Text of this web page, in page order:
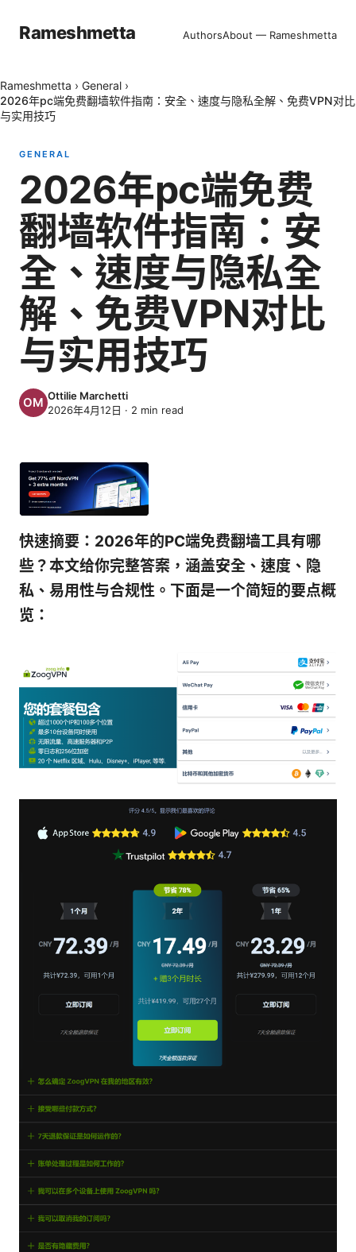
Rameshmetta AuthorsAbout — Rameshmetta
Rameshmetta › General ›
2026年pc端免费翻墙软件指南：安全、速度与隐私全解、免费VPN对比
与实用技巧
GENERAL
2026年pc端免费
翻墙软件指南：安
全、速度与隐私全
解、免费VPN对比
与实用技巧
Ottilie Marchetti
2026年4月12日 · 2 min read
快速摘要：2026年的PC端免费翻墙工具有哪
些？本文给你完整答案，涵盖安全、速度、隐
私、易用性与合规性。下面是一个简短的要点概
览：